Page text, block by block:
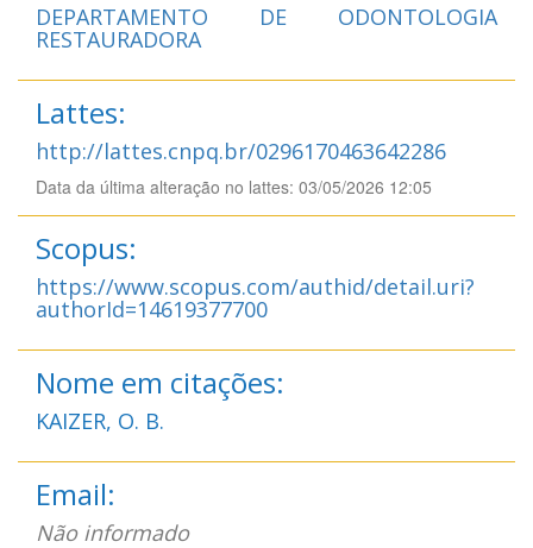
DEPARTAMENTO DE ODONTOLOGIA
RESTAURADORA
Lattes:
http://lattes.cnpq.br/0296170463642286
Data da última alteração no lattes: 03/05/2026 12:05
Scopus:
https://www.scopus.com/authid/detail.uri?
authorId=14619377700
Nome em citações:
KAIZER, O. B.
Email:
Não informado